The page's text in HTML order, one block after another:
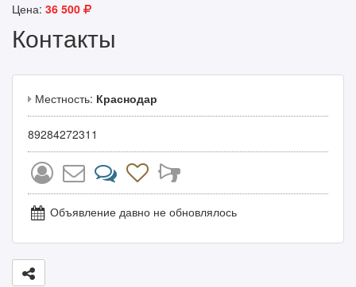
Цена: 36 500
Контакты
Местность: Краснодар
89284272311
Объявление давно не обновлялось